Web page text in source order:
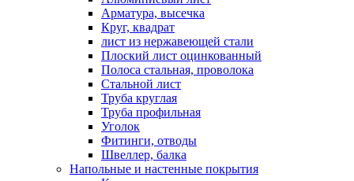
Арматура, высечка
Круг, квадрат
лист из нержавеющей стали
Плоский лист оцинкованный
Полоса стальная, проволока
Стальной лист
Труба круглая
Труба профильная
Уголок
Фитинги, отводы
Швеллер, балка
Напольные и настенные покрытия